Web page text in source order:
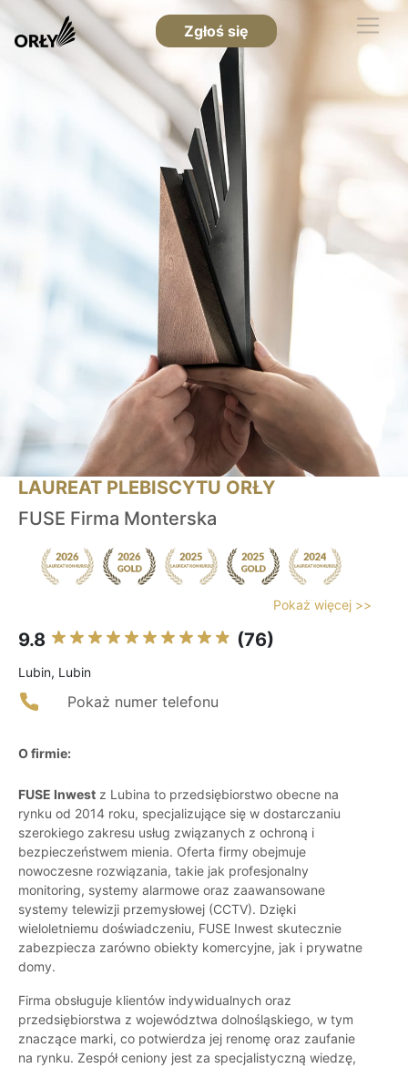
Zgłoś się
LAUREAT PLEBISCYTU ORŁY
FUSE Firma Monterska
Pokaż więcej >>
9.8 (76)
Lubin, Lubin
Pokaż numer telefonu
O firmie:
FUSE Inwest z Lubina to przedsiębiorstwo obecne na
rynku od 2014 roku, specjalizujące się w dostarczaniu
szerokiego zakresu usług związanych z ochroną i
bezpieczeństwem mienia. Oferta firmy obejmuje
nowoczesne rozwiązania, takie jak profesjonalny
monitoring, systemy alarmowe oraz zaawansowane
systemy telewizji przemysłowej (CCTV). Dzięki
wieloletniemu doświadczeniu, FUSE Inwest skutecznie
zabezpiecza zarówno obiekty komercyjne, jak i prywatne
domy.
Firma obsługuje klientów indywidualnych oraz
przedsiębiorstwa z województwa dolnośląskiego, w tym
znaczące marki, co potwierdza jej renomę oraz zaufanie
na rynku. Zespół ceniony jest za specjalistyczną wiedzę,